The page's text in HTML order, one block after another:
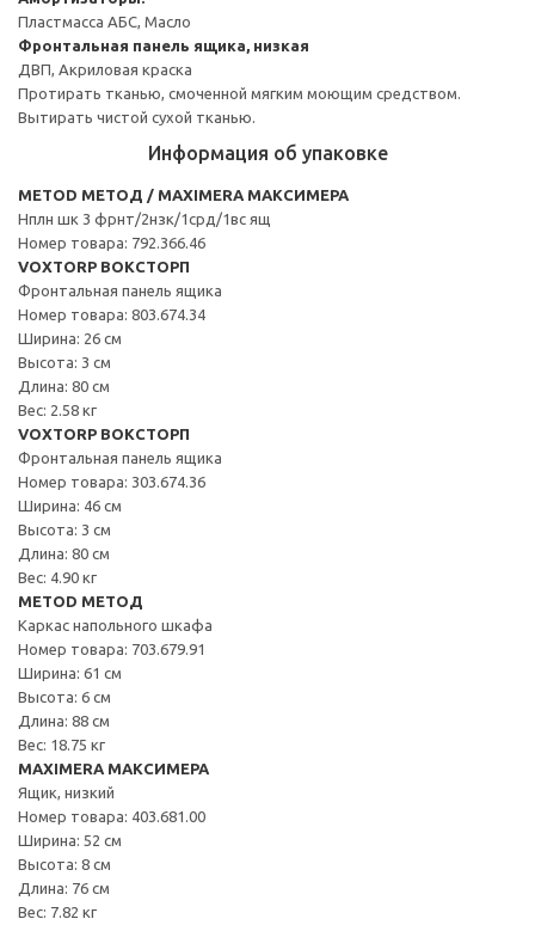
Пластмасса АБС, Масло
Фронтальная панель ящика, низкая
ДВП, Акриловая краска
Протирать тканью, смоченной мягким моющим средством.
Вытирать чистой сухой тканью.
Информация об упаковке
METOD МЕТОД / MAXIMERA МАКСИМЕРА
Нплн шк 3 фрнт/2нзк/1срд/1вс ящ
Номер товара: 792.366.46
VOXTORP ВОКСТОРП
Фронтальная панель ящика
Номер товара: 803.674.34
Ширина: 26 см
Высота: 3 см
Длина: 80 см
Вес: 2.58 кг
VOXTORP ВОКСТОРП
Фронтальная панель ящика
Номер товара: 303.674.36
Ширина: 46 см
Высота: 3 см
Длина: 80 см
Вес: 4.90 кг
METOD МЕТОД
Каркас напольного шкафа
Номер товара: 703.679.91
Ширина: 61 см
Высота: 6 см
Длина: 88 см
Вес: 18.75 кг
MAXIMERA МАКСИМЕРА
Ящик, низкий
Номер товара: 403.681.00
Ширина: 52 см
Высота: 8 см
Длина: 76 см
Вес: 7.82 кг